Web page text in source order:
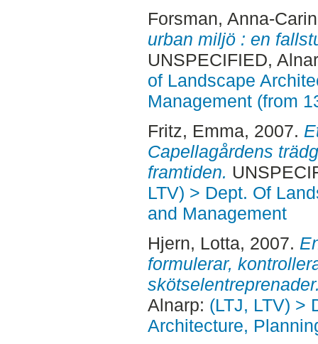
Forsman, Anna-Carin
urban miljö : en
UNSPECIFIED,
of Landscape
Management (from
Fritz, Emma, 2007.
Capellagårdens
framtiden.
LTV) > Dept. Of
and Management
Hjern, Lotta, 2007.
formulerar,
Alnarp: (LTJ, LTV) >
Architecture,